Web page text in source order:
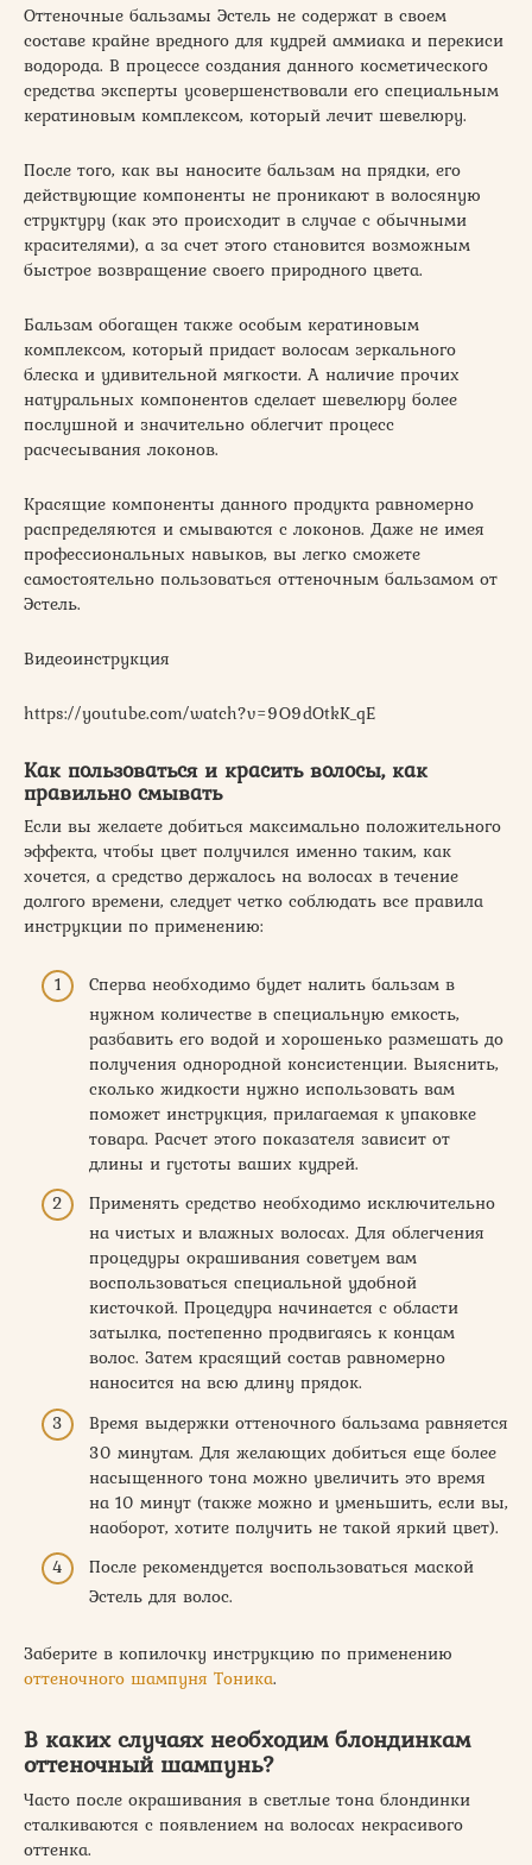
Оттеночные бальзамы Эстель не содержат в своем
составе крайне вредного для кудрей аммиака и перекиси
водорода. В процессе создания данного косметического
средства эксперты усовершенствовали его специальным
кератиновым комплексом, который лечит шевелюру.
После того, как вы наносите бальзам на прядки, его
действующие компоненты не проникают в волосяную
структуру (как это происходит в случае с обычными
красителями), а за счет этого становится возможным
быстрое возвращение своего природного цвета.
Бальзам обогащен также особым кератиновым
комплексом, который придаст волосам зеркального
блеска и удивительной мягкости. А наличие прочих
натуральных компонентов сделает шевелюру более
послушной и значительно облегчит процесс
расчесывания локонов.
Красящие компоненты данного продукта равномерно
распределяются и смываются с локонов. Даже не имея
профессиональных навыков, вы легко сможете
самостоятельно пользоваться оттеночным бальзамом от
Эстель.
Видеоинструкция
https://youtube.com/watch?v=9O9dOtkK_qE
Как пользоваться и красить волосы, как
правильно смывать
Если вы желаете добиться максимально положительного
эффекта, чтобы цвет получился именно таким, как
хочется, а средство держалось на волосах в течение
долгого времени, следует четко соблюдать все правила
инструкции по применению:
Сперва необходимо будет налить бальзам в
нужном количестве в специальную емкость,
разбавить его водой и хорошенько размешать до
получения однородной консистенции. Выяснить,
сколько жидкости нужно использовать вам
поможет инструкция, прилагаемая к упаковке
товара. Расчет этого показателя зависит от
длины и густоты ваших кудрей.
Применять средство необходимо исключительно
на чистых и влажных волосах. Для облегчения
процедуры окрашивания советуем вам
воспользоваться специальной удобной
кисточкой. Процедура начинается с области
затылка, постепенно продвигаясь к концам
волос. Затем красящий состав равномерно
наносится на всю длину прядок.
Время выдержки оттеночного бальзама равняется
30 минутам. Для желающих добиться еще более
насыщенного тона можно увеличить это время
на 10 минут (также можно и уменьшить, если вы,
наоборот, хотите получить не такой яркий цвет).
После рекомендуется воспользоваться маской
Эстель для волос.
Заберите в копилочку инструкцию по применению
оттеночного шампуня Тоника.
В каких случаях необходим блондинкам
оттеночный шампунь?
Часто после окрашивания в светлые тона блондинки
сталкиваются с появлением на волосах некрасивого
оттенка.